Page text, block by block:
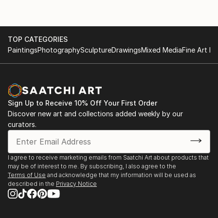
Questa è l'interpretazione macrocosmica, questa è
immaginazione astratta di forme tangibili.
Siamo tutti uniti però da un mondo microcosmico,
che nonostante ci circondi, e quasi, ci appartenga,
non ne conosciamo le forme, la sostanza, la poesia,
le geometrie.
Niente è più perfetto di quello che ci circonda, di
quello che siamo e di quello che è.
"L'essenziale è invisibile agli occhi".
TOP CATEGORIES
PaintingsPhotographySculptureDrawingsMixed MediaFine Art
Sign Up to Receive 10% Off Your First Order
Discover new art and collections added weekly by our
curators.
I agree to receive marketing emails from Saatchi Art about products that
may be of interest to me. By subscribing, I also agree to the
Terms of Use and acknowledge that my information will be used as
described in the Privacy Notice